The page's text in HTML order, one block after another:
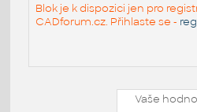
Blok je k dispozici jen pro
CADforum.cz. Přihlaste se -
Vaše